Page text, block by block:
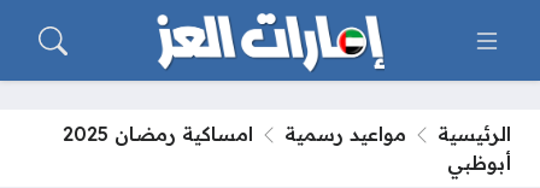
الرئيسية مواعيد رسمية
امساكية رمضان 2025
أبوظبي